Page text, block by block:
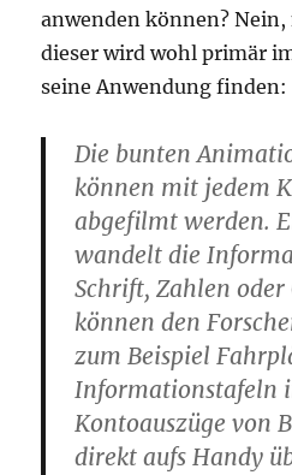
anwenden können?
dieser wird wohl primär
seine Anwendung finden:
Die bunten
können mit jedem
abgefilmt werden.
wandelt die
Schrift, Zahlen oder
können den
zum Beispiel
Informationstafeln
Kontoauszüge von
direkt aufs Handy